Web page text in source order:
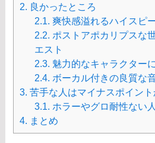
2.
良かったところ
2.1.
爽快感溢れるハイスピ
2.2. ポストアポカリプスな
エスト
2.3. 魅力的なキャラクター
2.4. ボーカル付きの良質な
3. 苦手な人はマイナスポイント
3.1.
ホラーやグロ耐性ない
4.
まとめ